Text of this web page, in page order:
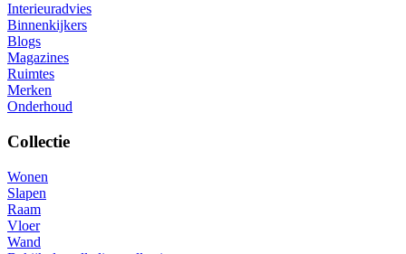
Interieuradvies
Binnenkijkers
Blogs
Magazines
Ruimtes
Merken
Onderhoud
Collectie
Wonen
Slapen
Raam
Vloer
Wand